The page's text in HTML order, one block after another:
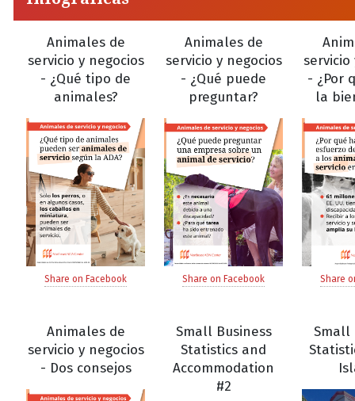
Animales de
servicio y negocios
- ¿Qué tipo de
animales?
Share on Facebook
Animales de
servicio y negocios
- ¿Qué puede
preguntar?
Share on Facebook
servicio
- ¿Por
la
Share
Animales de
servicio y negocios
- Dos consejos
Small Business
Statistics and
Accommodation
#2
Small